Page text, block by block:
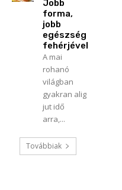
Jobb
forma,
jobb
egészség
fehérjével
A mai
rohanó
világban
gyakran alig
jut idő
arra,...
Továbbiak